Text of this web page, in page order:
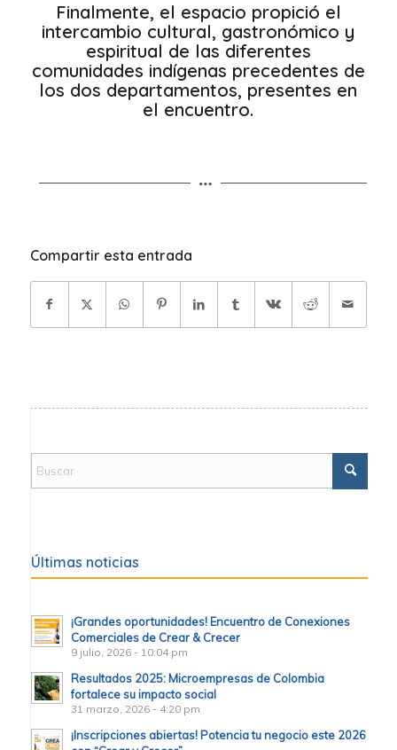
Finalmente, el espacio propició el
intercambio cultural, gastronómico y
espiritual de las diferentes
comunidades indígenas precedentes de
los dos departamentos, presentes en
el encuentro.
Compartir esta entrada
Últimas noticias
¡Grandes oportunidades! Encuentro de Conexiones
Comerciales de Crear & Crecer
9 julio, 2026 - 10:04 pm
Resultados 2025: Microempresas de Colombia
fortalece su impacto social
31 marzo, 2026 - 4:20 pm
¡Inscripciones abiertas! Potencia tu negocio este 2026